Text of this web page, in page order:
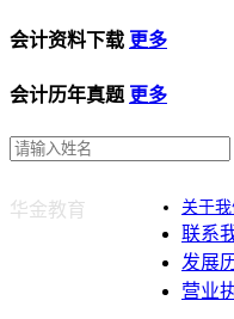
会计资料下载 更多
会计历年真题 更多
华金教育 关于我
联系
发展
营业